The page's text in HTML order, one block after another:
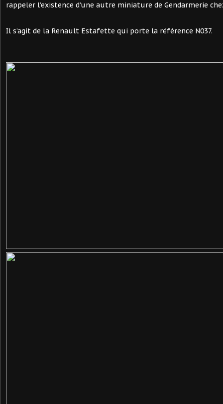
rappeler l’existence d’une autre miniature de Gendarmerie
Il s’agit de la Renault Estafette qui porte la référence N037.